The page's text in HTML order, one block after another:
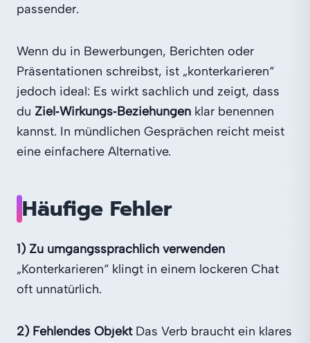
passender.
Wenn du in Bewerbungen, Berichten oder
Präsentationen schreibst, ist „konterkarieren“
jedoch ideal: Es wirkt sachlich und zeigt, dass
du Ziel‑Wirkungs‑Beziehungen klar benennen
kannst. In mündlichen Gesprächen reicht meist
eine einfachere Alternative.
Häufige Fehler
1) Zu umgangssprachlich verwenden
„Konterkarieren“ klingt in einem lockeren Chat
oft unnatürlich.
2) Fehlendes ObjektDas Verb braucht ein klares